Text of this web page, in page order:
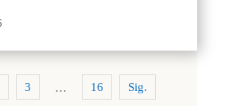
3 … 16 Sig.